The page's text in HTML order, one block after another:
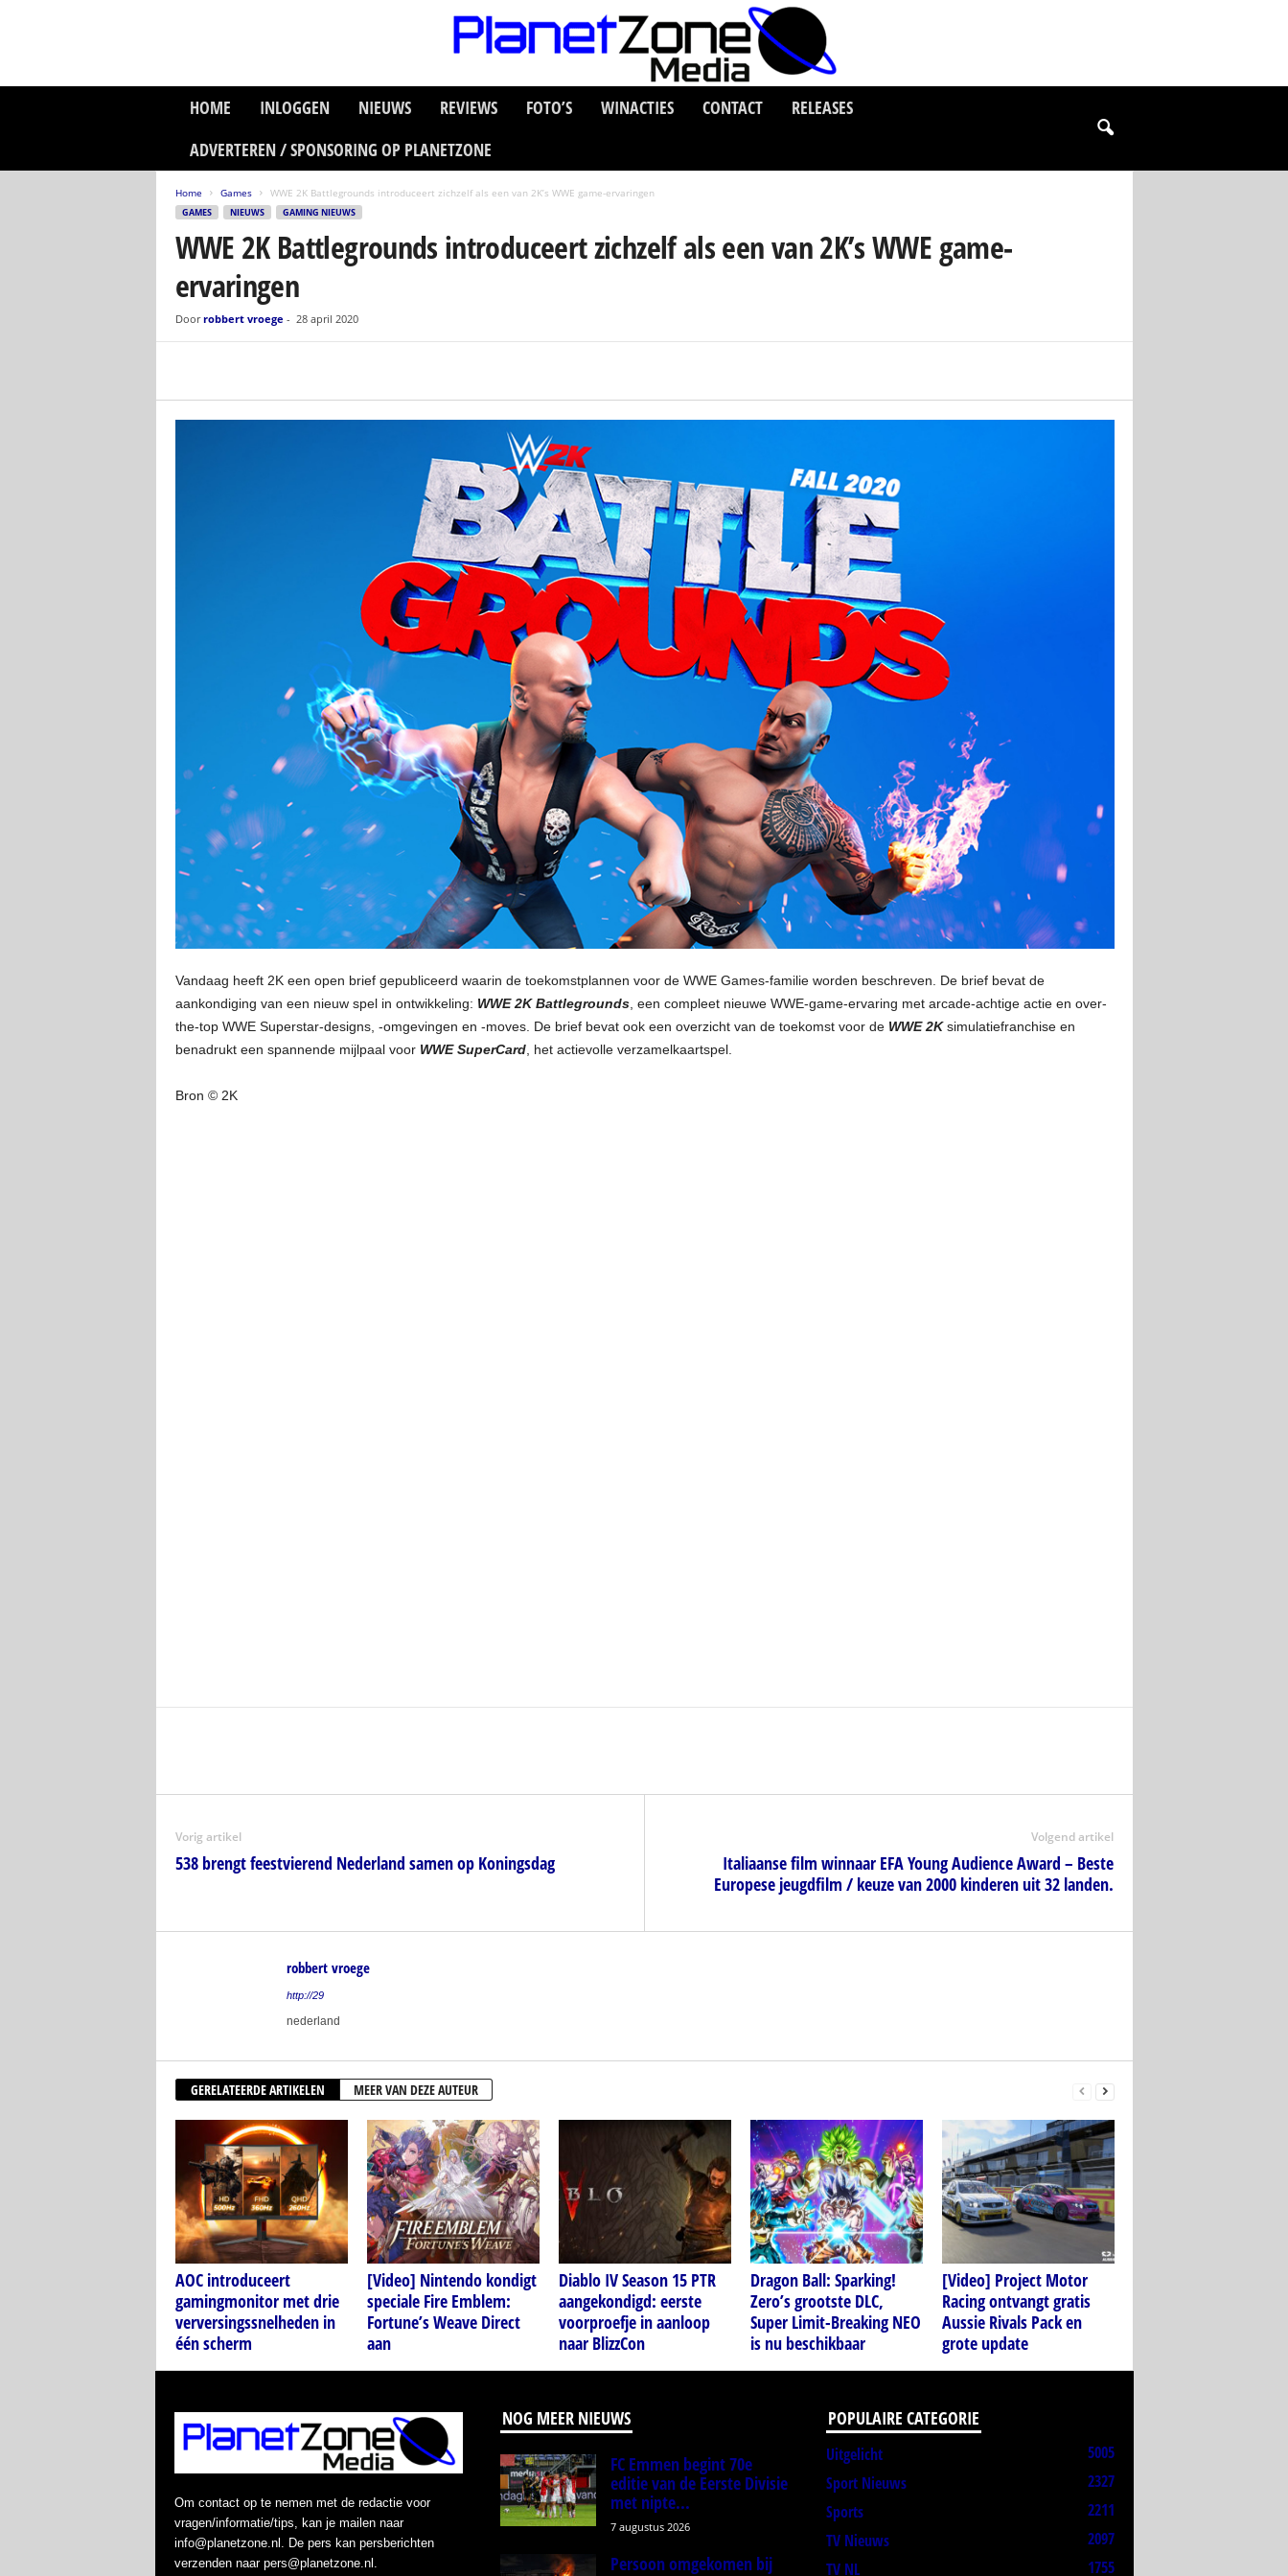
HOME INLOGGEN NIEUWS REVIEWS FOTO’S WINACTIES CONTACT
RELEASES
ADVERTEREN / SPONSORING OP PLANETZONE
Home Games WWE 2K Battlegrounds introduceert zichzelf als een van 2K’s WWE game-ervaringen
GAMES NIEUWS GAMING NIEUWS
WWE 2K Battlegrounds introduceert zichzelf als een van 2K’s WWE game-
ervaringen
Door robbert vroege - 28 april 2020
Vandaag heeft 2K een open brief gepubliceerd waarin de toekomstplannen voor de WWE Games-familie worden beschreven. De brief bevat de
aankondiging van een nieuw spel in ontwikkeling: WWE 2K Battlegrounds, een compleet nieuwe WWE-game-ervaring met arcade-achtige actie en over-
the-top WWE Superstar-designs, -omgevingen en -moves. De brief bevat ook een overzicht van de toekomst voor de WWE 2Ksimulatiefranchise en
benadrukt een spannende mijlpaal voor WWE SuperCard, het actievolle verzamelkaartspel.
Bron © 2K
Vorig artikel
538 brengt feestvierend Nederland samen op Koningsdag
Volgend artikel
Italiaanse film winnaar EFA Young Audience Award – Beste
Europese jeugdfilm / keuze van 2000 kinderen uit 32 landen.
robbert vroege
http://29
nederland
GERELATEERDE ARTIKELEN MEER VAN DEZE AUTEUR
AOC introduceert
gamingmonitor met drie
verversingssnelheden in
één scherm
[Video] Nintendo kondigt
speciale Fire Emblem:
Fortune’s Weave Direct
aan
Diablo IV Season 15 PTR
aangekondigd: eerste
voorproefje in aanloop
naar BlizzCon
Dragon Ball: Sparking!
Zero’s grootste DLC,
Super Limit-Breaking NEO
is nu beschikbaar
[Video] Project Motor
Racing ontvangt gratis
Aussie Rivals Pack en
grote update
Om contact op te nemen met de redactie voor
vragen/informatie/tips, kan je mailen naar
info@planetzone.nl. De pers kan persberichten
verzenden naar pers@planetzone.nl.
NOG MEER NIEUWS
FC Emmen begint 70e
editie van de Eerste Divisie
met nipte...
7 augustus 2026
Persoon omgekomen bij
POPULAIRE CATEGORIE
Uitgelicht
5005
Sport Nieuws
2327
Sports
2211
TV Nieuws
2097
TV NL
1755